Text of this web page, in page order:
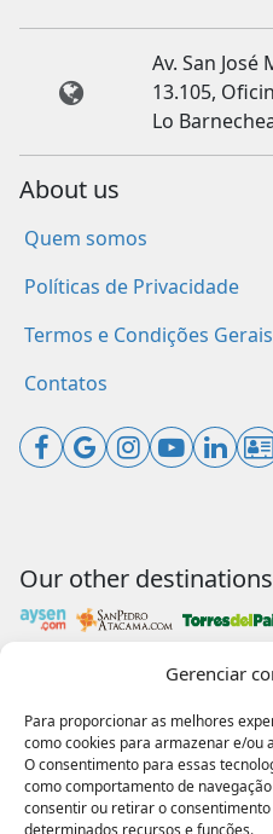
Gerenciar
Para proporcionar as melhores
como cookies para armazenar e/ou
O consentimento para essas
como comportamento de
consentir ou retirar o
determinados recursos e funções.
Av. San
13.105,
Lo
About us
Quem somos
Políticas de Privacidade
Termos e Condições Gerais
Contatos
Our other destinations